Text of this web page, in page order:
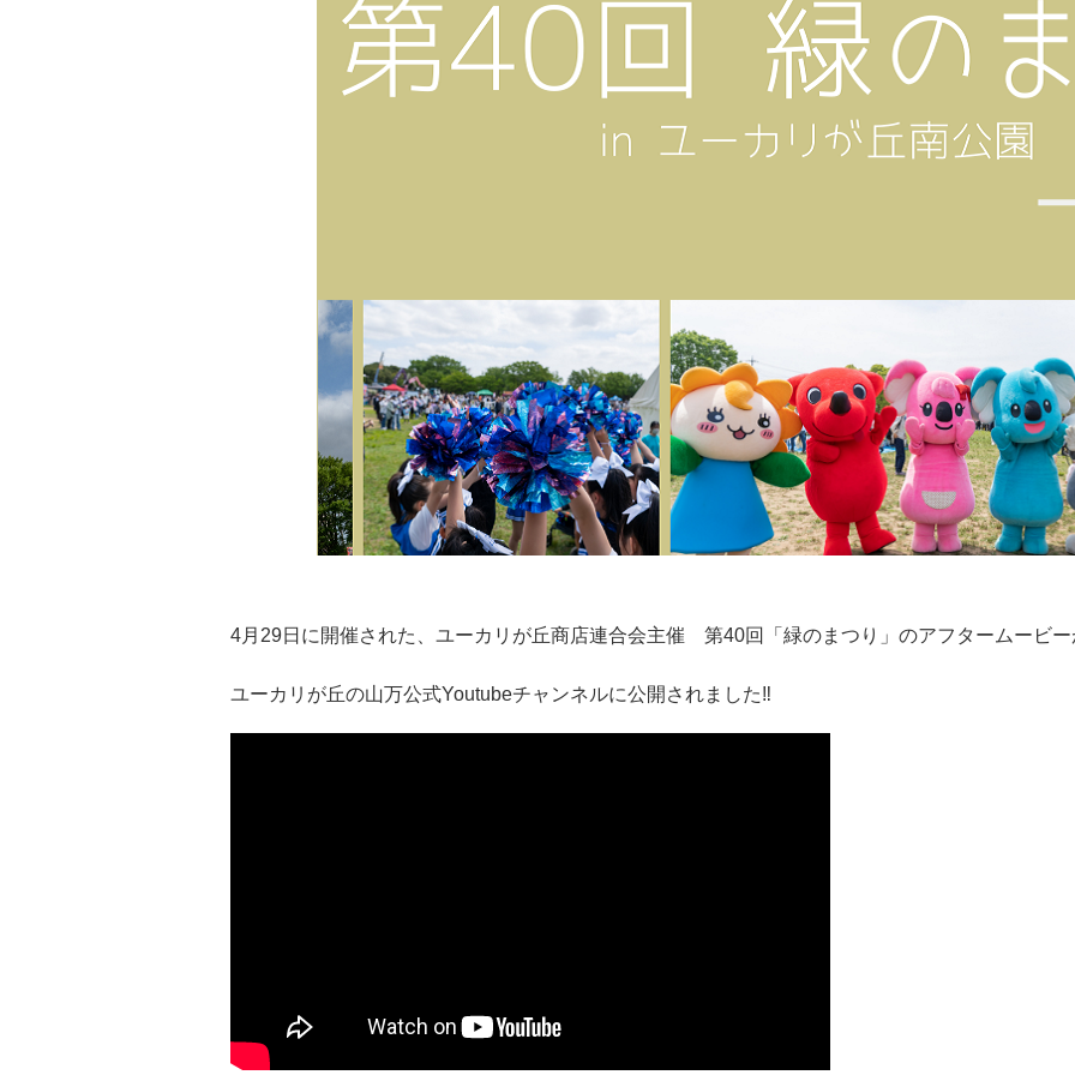
4月29日に開催された、ユーカリが丘商店連合会主催 第40回「緑のまつり」のアフタームービー
ユーカリが丘の山万公式Youtubeチャンネルに公開されました‼